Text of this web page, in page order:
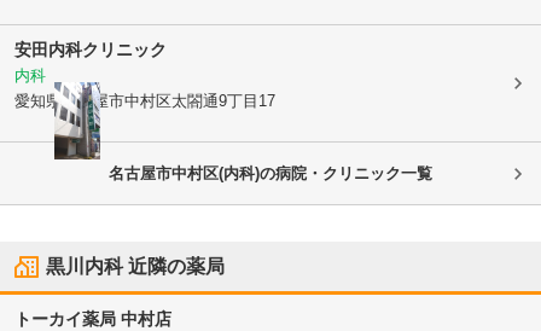
安田内科クリニック
内科
愛知県名古屋市中村区太閤通9丁目17
名古屋市中村区(内科)の病院・クリニック一覧
黒川内科近隣の薬局
トーカイ薬局 中村店